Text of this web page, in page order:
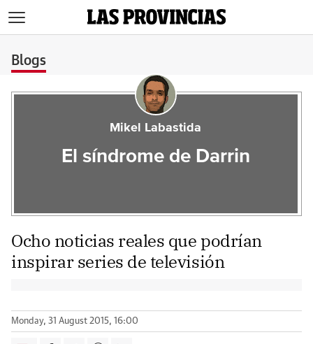
Blogs
Mikel Labastida
El síndrome de Darrin
Ocho noticias reales que podrían
inspirar series de televisión
Monday, 31 August 2015, 16:00